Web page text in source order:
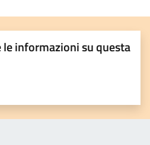
informazioni su questa
su 5
su 5
5